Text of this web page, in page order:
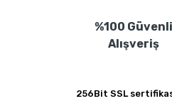
Ürün açıklamasında eksik
Ürün bilgilerinde hatalar
Bu ürüne benzer farklı
%100 Güvenli
Alışveriş
256Bit SSL